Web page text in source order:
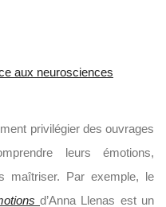
aux neurosciences
privilégier des ouvrages
leurs émotions,
maîtriser. Par exemple, le
d’Anna Llenas est un